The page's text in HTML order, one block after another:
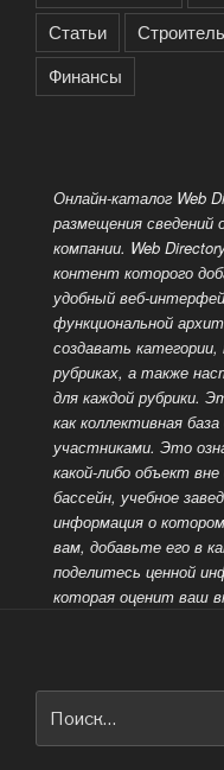
Статьи
Финансы
Онлайн-каталог Web
размещения сведений
компании. Web
контент которого
удобный веб-
функциональной
создавать
рубриках, а также
для каждой рубрики.
как коллективная
участниками. Это
какой-либо объект
бассейн, учебное
информация о
вам, добавьте его в
поделитесь ценной
которая оценит ваш